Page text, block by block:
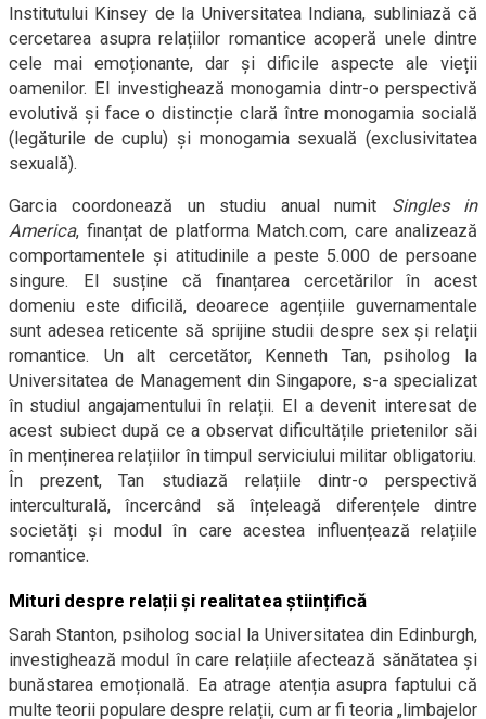
Institutului Kinsey de la Universitatea Indiana, subliniază că
cercetarea asupra relațiilor romantice acoperă unele dintre
cele mai emoționante, dar și dificile aspecte ale vieții
oamenilor. El investighează monogamia dintr-o perspectivă
evolutivă și face o distincție clară între monogamia socială
(legăturile de cuplu) și monogamia sexuală (exclusivitatea
sexuală).
Garcia coordonează un studiu anual numit Singles in
America, finanțat de platforma Match.com, care analizează
comportamentele și atitudinile a peste 5.000 de persoane
singure. El susține că finanțarea cercetărilor în acest
domeniu este dificilă, deoarece agențiile guvernamentale
sunt adesea reticente să sprijine studii despre sex și relații
romantice. Un alt cercetător, Kenneth Tan, psiholog la
Universitatea de Management din Singapore, s-a specializat
în studiul angajamentului în relații. El a devenit interesat de
acest subiect după ce a observat dificultățile prietenilor săi
în menținerea relațiilor în timpul serviciului militar obligatoriu.
În prezent, Tan studiază relațiile dintr-o perspectivă
interculturală, încercând să înțeleagă diferențele dintre
societăți și modul în care acestea influențează relațiile
romantice.
Mituri despre relații și realitatea științifică
Sarah Stanton, psiholog social la Universitatea din Edinburgh,
investighează modul în care relațiile afectează sănătatea și
bunăstarea emoțională. Ea atrage atenția asupra faptului că
multe teorii populare despre relații, cum ar fi teoria „limbajelor